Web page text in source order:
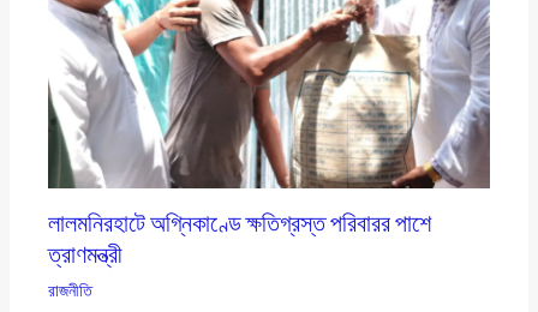
লালমনিরহাটে অগ্নিকাণ্ডে ক্ষতিগ্রস্ত পরিবারর পাশে
ত্রাণমন্ত্রী
রাজনীতি